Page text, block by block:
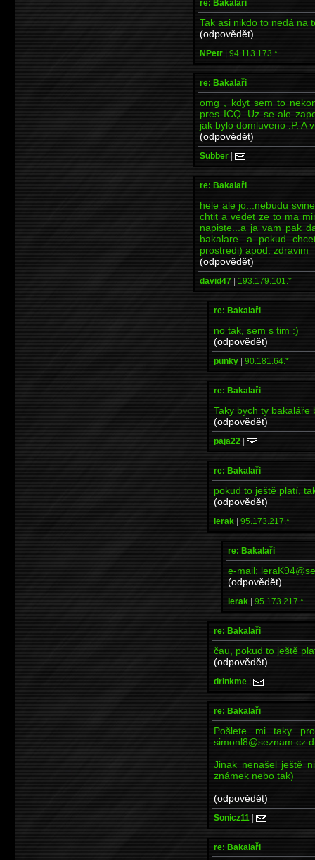
re: Bakalaři
Tak asi nikdo to nedá na
(odpovědět)
NPetr | 94.113.173.*
re: Bakalaři
omg , kdyt sem to
pres ICQ. Uz se ale
jak bylo domluveno :P. A
(odpovědět)
Subber |
re: Bakalaři
hele ale jo...nebudu
chtit a vedet ze to ma
napiste...a ja vam pak
bakalare...a pokud
prostredi) apod. zdravim
(odpovědět)
david47 | 193.179.101.*
re: Bakalaři
no tak, sem s tim :)
(odpovědět)
punky | 90.181.64.*
re: Bakalaři
Taky bych ty
(odpovědět)
paja22 |
re: Bakalaři
pokud to ještě platí,
(odpovědět)
lerak | 95.173.217.*
re: Bakalaři
e-mail:
(odpovědět)
lerak | 95.173.217.*
re: Bakalaři
čau, pokud to ještě
(odpovědět)
drinkme |
re: Bakalaři
Pošlete mi taky
simonl8@seznam.cz
Jinak nenašel ještě
známek nebo tak)
(odpovědět)
Sonicz11 |
re: Bakalaři